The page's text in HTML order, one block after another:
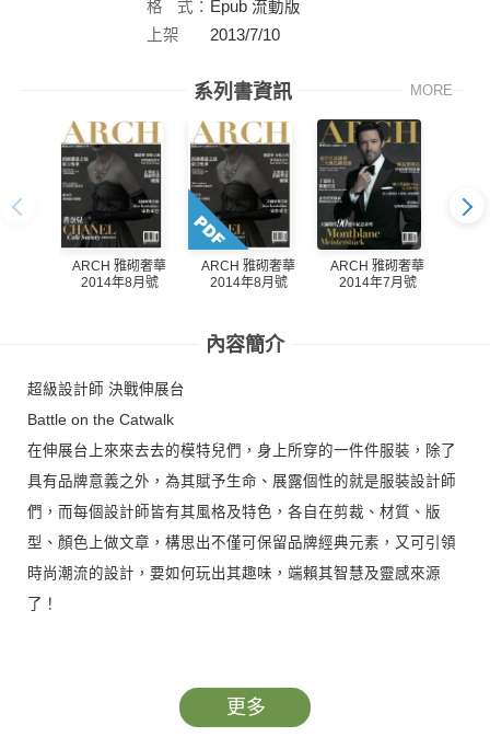
格
式： Epub 流動版
上架
2013/7/10
系列書資訊 MORE
ARCH 雅砌奢華
2014年8月號
ARCH 雅砌奢華
2014年8月號
ARCH 雅砌奢華
2014年7月號
內容簡介
超級設計師 決戰伸展台
Battle on the Catwalk
在伸展台上來來去去的模特兒們，身上所穿的一件件服裝，除了
具有品牌意義之外，為其賦予生命、展露個性的就是服裝設計師
們，而每個設計師皆有其風格及特色，各自在剪裁、材質、版
型、顏色上做文章，構思出不僅可保留品牌經典元素，又可引領
時尚潮流的設計，要如何玩出其趣味，端賴其智慧及靈感來源
了！
Dutch Minimalism–Piet Boon
若不看名字，只以作品為代表，你可能以為這個設計師有著東方
更多